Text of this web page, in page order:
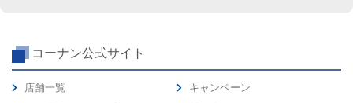
コーナン公式サイト
店舗一覧
キャンペーン